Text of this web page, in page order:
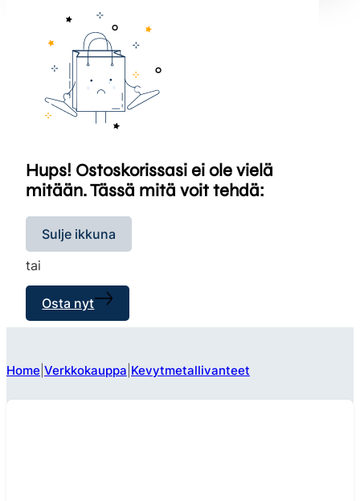
Hups! Ostoskorissasi ei ole vielä
mitään. Tässä mitä voit tehdä:
Sulje ikkuna
tai
Osta nyt
Home Verkkokauppa Kevytmetallivanteet